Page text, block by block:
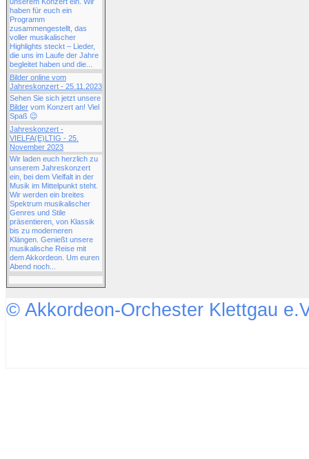
haben für euch ein
Programm
zusammengestellt, das
voller musikalischer
Highlights steckt – Lieder,
die uns im Laufe der Jahre
begleitet haben und die...
Bilder online vom
Jahreskonzert - 25.11.2023
Sehen Sie sich jetzt unsere
Bilder vom Konzert an! Viel
Spaß 😉
Jahreskonzert -
VIELFA(E)LTIG - 25.
November 2023
Wir laden euch herzlich zu
unserem Jahreskonzert
ein, bei dem Vielfalt in der
Musik im Mittelpunkt steht.
Wir werden ein breites
Spektrum musikalischer
Genres und Stile
präsentieren, von Klassik
bis zu moderneren
Klängen. Genießt unsere
musikalische Reise mit
dem Akkordeon. Um euren
Abend noch...
© Akkordeon-Orchester Klettgau